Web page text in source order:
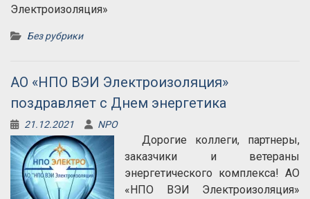
Электроизоляция»
Без рубрики
АО «НПО ВЭИ Электроизоляция»
поздравляет с Днем энергетика
21.12.2021 NPO
Дорогие коллеги, партнеры,
заказчики и ветераны
энергетического комплекса! АО
«НПО ВЭИ Электроизоляция»